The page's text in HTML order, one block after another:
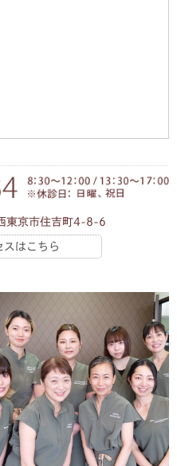
東京市住吉町4-8-6
スはこちら